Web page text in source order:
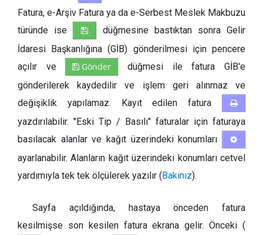
Fatura, e-Arşiv Fatura ya da e-Serbest Meslek Makbuzu
türünde ise
düğmesine bastıktan sonra Gelir
İdaresi Başkanlığına (GİB) gönderilmesi için pencere
açılır ve
Gönder
düğmesi ile fatura GİB'e
gönderilerek kaydedilir ve işlem geri alınmaz ve
değişiklik yapılamaz. Kayıt edilen fatura
yazdırılabilir. "Eski Tip / Basılı" faturalar için faturaya
basılacak alanlar ve kağıt üzerindeki konumları
ayarlanabilir. Alanların kağıt üzerindeki konumları cetvel
yardımıyla tek tek ölçülerek yazılır (Bakınız).
Sayfa açıldığında, hastaya önceden fatura
kesilmişse son kesilen fatura ekrana gelir. Önceki (